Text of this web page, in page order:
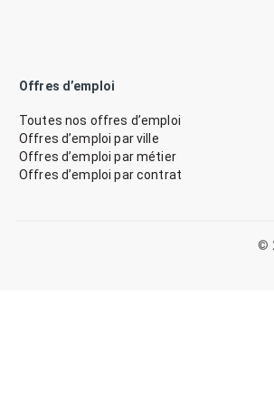
Offres d’emploi
Toutes nos offres d’emploi
Offres d’emploi par ville
Offres d’emploi par métier
Offres d’emploi par contrat
©